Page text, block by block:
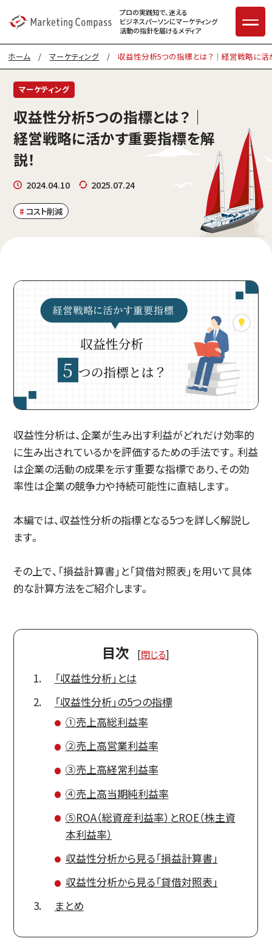
プロの実践知で、迷える
ビジネスパーソンにマーケティング
活動の指針を届けるメディア
ホーム /マーケティング /収益性分析5つの指標とは？｜経営戦略に活
マーケティング
収益性分析5つの指標とは？｜
経営戦略に活かす重要指標を解
説！
2024.04.10 2025.07.24
コスト削減
収益性分析は、企業が生み出す利益がどれだけ効率的
に生み出されているかを評価するための手法です。利益
は企業の活動の成果を示す重要な指標であり、その効
率性は企業の競争力や持続可能性に直結します。
本編では、収益性分析の指標となる5つを詳しく解説し
ます。
その上で、「損益計算書」と「貸借対照表」を用いて具体
的な計算方法をご紹介します。
目次 [閉じる]
「収益性分析」とは
「収益性分析」の5つの指標
①売上高総利益率
②売上高営業利益率
③売上高経常利益率
④売上高当期純利益率
⑤ROA（総資産利益率）とROE（株主資
本利益率）
収益性分析から見る「損益計算書」
収益性分析から見る「貸借対照表」
まとめ